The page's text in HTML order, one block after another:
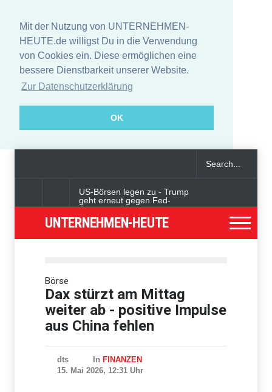
Mit der Nutzung von UNTERNEHMEN-
HEUTE.de willigst Du in die Verwendung
von Cookies ein. Diese ermöglichen eine
bessere Dienstbarkeit unserer Website.
Zur Datenschutzerklärung
OK
US-Börsen legen zu - Trump
geht erneut gegen Fed-
Gouverneurin vor
Hubschrauberabsturz in Rio
de Janeiro
UNTERNEHMEN-HEUTE
Börse
Dax stürzt am Mittag
weiter ab - positive Impulse
aus China fehlen
dts In FINANZEN
15. Mai 2026, 12:31 Uhr